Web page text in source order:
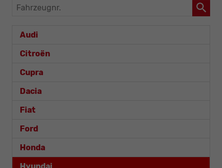
Fahrzeugnr.
Audi
Citroën
Cupra
Dacia
Fiat
Ford
Honda